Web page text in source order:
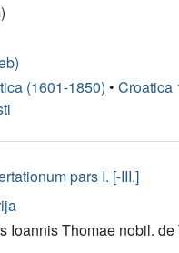
(1601-1850) • Croatica
pars I. [-III.]
Ioannis Thomae nobil. de